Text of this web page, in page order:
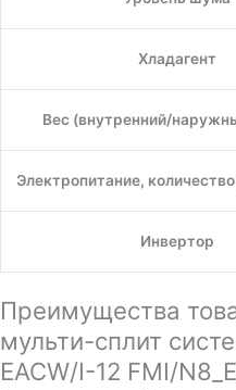
Хладагент
Вес (внутренний/
Электропитание,
Инвертор
Преимущества
мульти-сплит
EACW/I-12 FMI/